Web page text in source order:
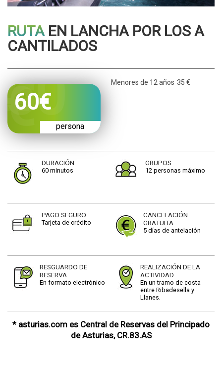
OFERTAS
CONTACTO
RUTA EN LANCHA POR LOS A
CANTILADOS
Menores de 12 años 35 €
60€
persona
DURACIÓN
60 minutos
GRUPOS
12 personas máximo
PAGO SEGURO
Tarjeta de crédito
CANCELACIÓN
GRATUITA
5 días de antelación
RESGUARDO DE
RESERVA
En formato electrónico
REALIZACIÓN DE LA
ACTIVIDAD
En un tramo de costa
entre Ribadesella y
Llanes.
* asturias.com es Central de Reservas del Principado
de Asturias, CR.83.AS